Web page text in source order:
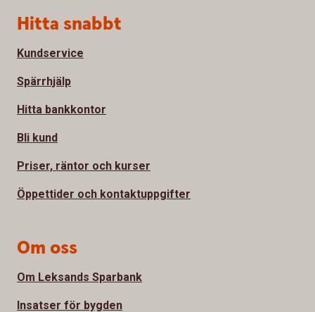
Sidfot
Hitta snabbt
Kundservice
Spärrhjälp
Hitta bankkontor
Bli kund
Priser, räntor och kurser
Öppettider och kontaktuppgifter
Om oss
Om Leksands Sparbank
Insatser för bygden